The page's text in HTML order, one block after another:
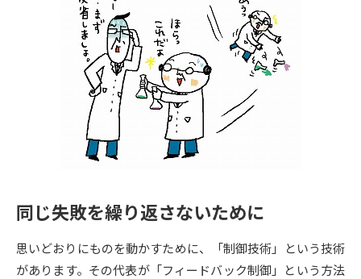
大学・短大以外の資料から請求
専門学校の資料請求 大学院の資料請求
留学・進学関連、塾・予備校
大学入学共通テスト「受験案
内」の請求
大学入学共通テスト「受験上の
幼稚園教員資格認定試験 小学校教員資格認定試験
高等学校（情報）教員資格認定
試験
同じ失敗を繰り返さないために
思いどおりにものを動かすために、「制御技術」という技術
があります。その代表が「フィードバック制御」という方法